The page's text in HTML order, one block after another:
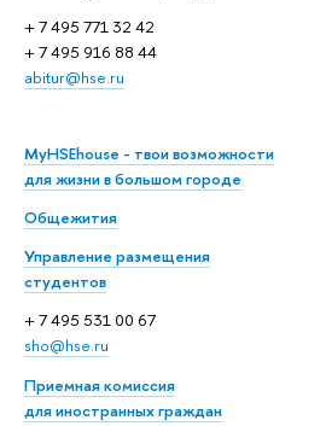
+ 7 495 771 32 42
+ 7 495 916 88 44
abitur@hse.ru
MyHSEhouse - твои возможности
для жизни в большом городе
Общежития
Управление размещения
студентов
+ 7 495 531 00 67
sho@hse.ru
Приемная комиссия
для иностранных граждан